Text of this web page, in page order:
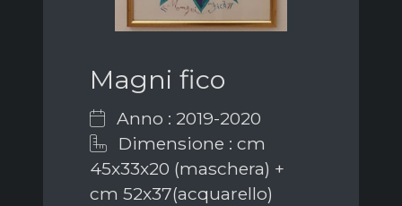
Magni fico
Anno : 2019-2020
Dimensione : cm
45x33x20 (maschera) +
cm 52x37(acquarello)